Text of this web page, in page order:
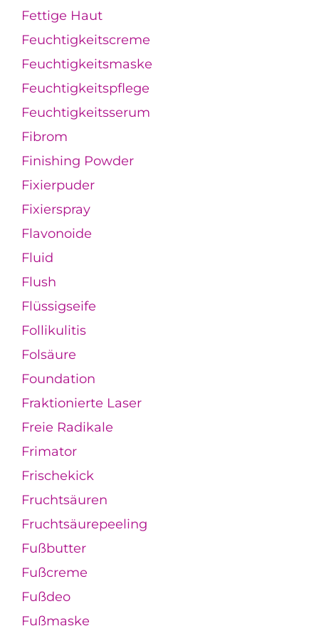
Fettige Haut
Feuchtigkeitscreme
Feuchtigkeitsmaske
Feuchtigkeitspflege
Feuchtigkeitsserum
Fibrom
Finishing Powder
Fixierpuder
Fixierspray
Flavonoide
Fluid
Flush
Flüssigseife
Follikulitis
Folsäure
Foundation
Fraktionierte Laser
Freie Radikale
Frimator
Frischekick
Fruchtsäuren
Fruchtsäurepeeling
Fußbutter
Fußcreme
Fußdeo
Fußmaske